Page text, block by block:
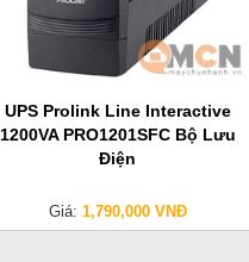
UPS Prolink Line Interactive
1200VA PRO1201SFC Bộ Lưu
Điện
Giá: 1,790,000 VNĐ